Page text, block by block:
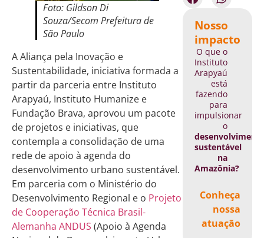
Nosso
impacto
O que o
Instituto
Arapyaú
está
fazendo
para
impulsionar
o
sustentável
na
Amazônia?
Conheça
nossa
atuação
Foto: Gildson Di
Souza/Secom Prefeitura de
São Paulo
A Aliança pela Inovação e
Sustentabilidade, iniciativa formada a
partir da parceria entre Instituto
Arapyaú, Instituto Humanize e
Fundação Brava, aprovou um pacote
de projetos e iniciativas, que
contempla a consolidação de uma
rede de apoio à agenda do
desenvolvimento urbano sustentável.
Em parceria com o Ministério do
Desenvolvimento Regional e o Projeto
de Cooperação Técnica Brasil-
Alemanha ANDUS (Apoio à Agenda